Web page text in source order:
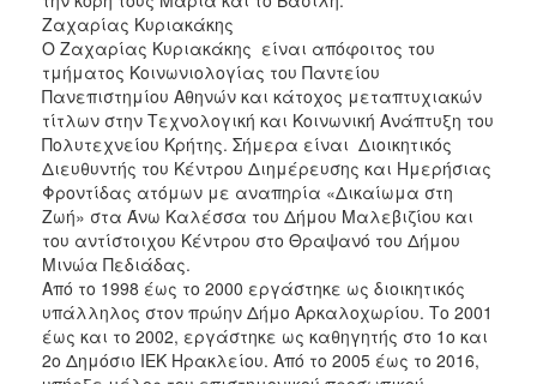
Ζαχαρίας Κυριακάκης
Ο Ζαχαρίας Κυριακάκης είναι απόφοιτος του
τμήματος Κοινωνιολογίας του Παντείου
Πανεπιστημίου Αθηνών και κάτοχος μεταπτυχιακών
τίτλων στην Τεχνολογική και Κοινωνική Ανάπτυξη του
Πολυτεχνείου Κρήτης. Σήμερα είναι Διοικητικός
Διευθυντής του Κέντρου Διημέρευσης και Ημερήσιας
Φροντίδας ατόμων με αναπηρία «Δικαίωμα στη
Ζωή» στα Άνω Καλέσσα του Δήμου Μαλεβιζίου και
του αντίστοιχου Κέντρου στο Θραψανό του Δήμου
Μινώα Πεδιάδας.
Από το 1998 έως το 2000 εργάστηκε ως διοικητικός
υπάλληλος στον πρώην Δήμο Αρκαλοχωρίου. Το 2001
έως και το 2002, εργάστηκε ως καθηγητής στο 1ο και
2ο Δημόσιο ΙΕΚ Ηρακλείου. Από το 2005 έως το 2016,